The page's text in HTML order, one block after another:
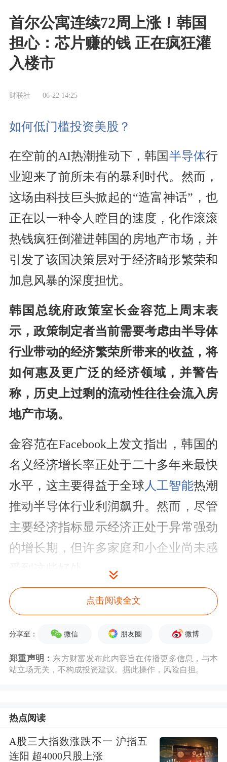
首尔公寓连续72周上涨！韩国
担心：芯片赚的钱 正在疯狂灌
入楼市
财联社 06-22 14:25
如何低门槛投资美股？
在空前的AI热潮推动下，韩国半导体行
业迎来了前所未有的暴利时代。然而，
这场由科技巨头掀起的“造富神话”，也
正在以一种令人瞠目的速度，化作滚滚
热钱疯狂倒灌进韩国的房地产市场，并
引发了该国决策层对于经济畸形繁荣和
加息风暴的深度担忧。
韩国总统府政策室长金容范上周末表
示，政策制定者当前需要考虑由半导体
行业带动的经济繁荣所带来的收益，将
如何惠及更广泛的经济领域，并警告
称，历史上过剩的流动性往往会流入房
地产市场。
金容范在Facebook上发文指出，韩国的
名义经济增长率正处于二十多年来最快
水平，这主要得益于全球人工智能热潮
推动半导体行业利润飙升。然而，尽管
主要经济指标显示经济正处于异常强劲
的增长期，但许多家庭和小企业尚未感
金容范特别提到，韩国第一季度实际国
内生产总值(GDP)增长率为3.8%，而实
际国内总收入(GDI)增长率却高达
13.2%。金容范认为，芯片价格上涨对
生的收入增长大部分尚未渗透到更广泛
点击阅读全文
分享至： 微信 朋友圈 微博
郑重声明： 东方财富发布此内容旨在传播更多信息，与本
站立场无关，不构成投资建议。据此操作，风险自担。
热点阅读
A股三大指数涨跌不一 沪指五
连阳 超4000只股上涨